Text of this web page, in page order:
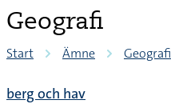
Geografi
Start Ämne Geografi
berg och hav